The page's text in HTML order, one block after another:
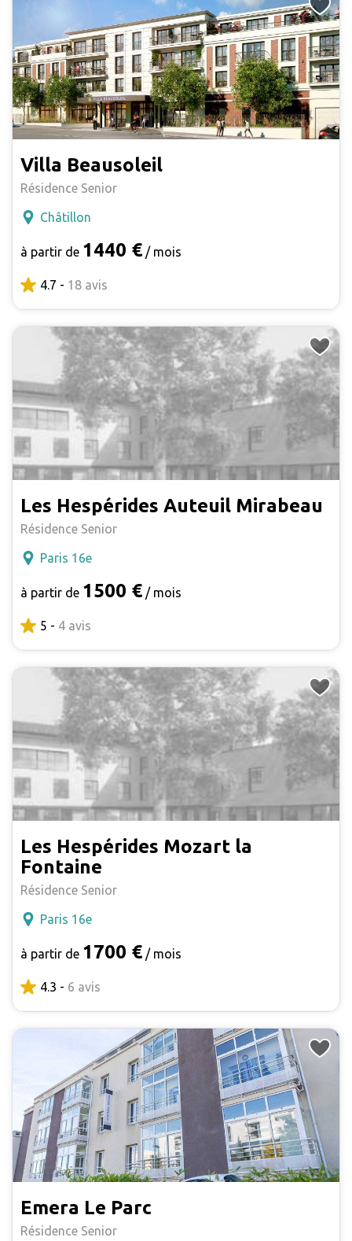
Villa Beausoleil
Résidence Senior
Châtillon
à partir de 1440 € / mois
4.7 - 18 avis
Les Hespérides Auteuil Mirabeau
Résidence Senior
Paris 16e
à partir de 1500 € / mois
5 - 4 avis
Les Hespérides Mozart la
Fontaine
Résidence Senior
Paris 16e
à partir de 1700 € / mois
4.3 - 6 avis
Emera Le Parc
Résidence Senior